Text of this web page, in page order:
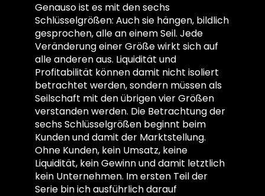
Genauso ist es mit den sechs
Schlüsselgrößen: Auch sie hängen, bildlich
gesprochen, alle an einem Seil. Jede
Veränderung einer Größe wirkt sich auf
alle anderen aus. Liquidität und
Profitabilität können damit nicht isoliert
betrachtet werden, sondern müssen als
Seilschaft mit den übrigen vier Größen
verstanden werden. Die Betrachtung der
sechs Schlüsselgrößen beginnt beim
Kunden und damit der Marktstellung.
Ohne Kunden, kein Umsatz, keine
Liquidität, kein Gewinn und damit letztlich
kein Unternehmen. Im ersten Teil der
Serie bin ich ausführlich darauf